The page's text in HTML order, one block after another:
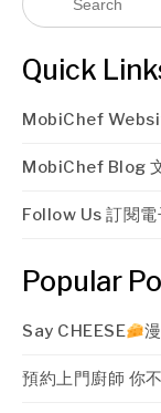
Quick
MobiChef
MobiChef Blog
Follow Us 訂閱電
Popular
Say CHEESE
預約上門廚師 你